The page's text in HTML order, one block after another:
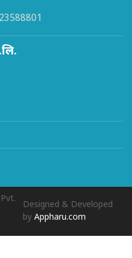
Designed & Developed
byAppharu.com